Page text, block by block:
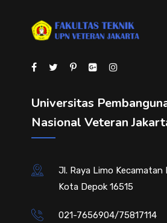
Universitas
Nasional Veteran
Jl. Raya Limo Kecamatan
Kota Depok 16515
021-7656904/75817114